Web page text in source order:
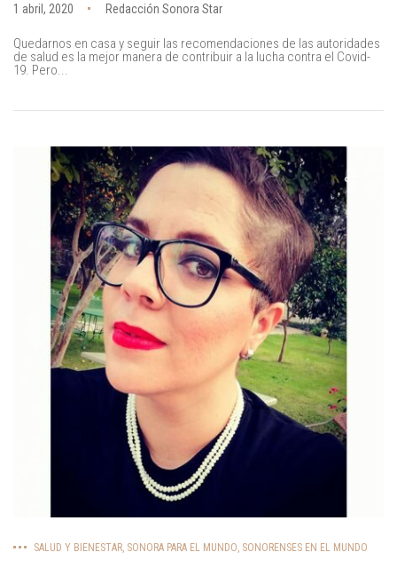
1 abril, 2020 Redacción Sonora Star
Quedarnos en casa y seguir las recomendaciones de las autoridades
de salud es la mejor manera de contribuir a la lucha contra el Covid-
19. Pero...
SALUD Y BIENESTAR SONORA PARA EL MUNDO SONORENSES EN EL MUNDO